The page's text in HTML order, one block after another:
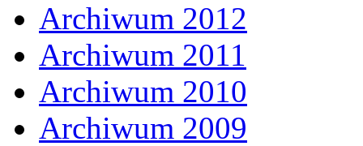
Archiwum 2012
Archiwum 2011
Archiwum 2010
Archiwum 2009